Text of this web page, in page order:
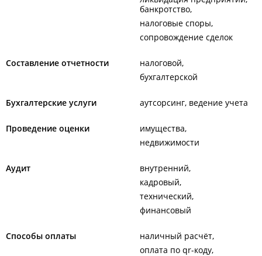
банкротство
налоговые споры
сопровождение сделок
Составление отчетности
налоговой
бухгалтерской
Бухгалтерские услуги аутсорсинг, ведение учета
Проведение оценки
имущества
недвижимости
Аудит
внутренний
кадровый
технический
финансовый
Способы оплаты
наличный расчёт
оплата по qr-коду